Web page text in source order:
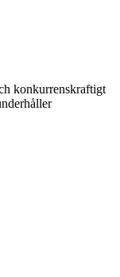
konkurrenskraftigt